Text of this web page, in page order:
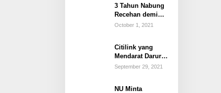
3 Tahun Nabung
Recehan demi
Beli Mobil Impian
October 1, 2021
Citilink yang
Mendarat Darurat
karena Anak Buka
September 29, 2021
NU Minta